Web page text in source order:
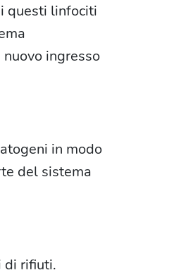
questi linfociti
ingresso
in modo
del sistema
di rifiuti.